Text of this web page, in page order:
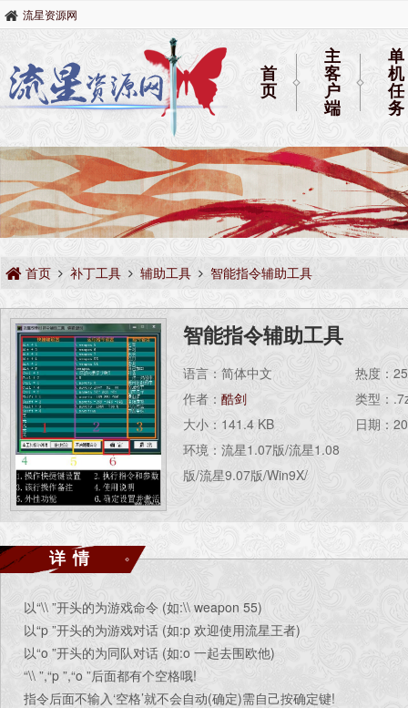
流星资源网
首
页
主
客
户
端
单
机
任
务
首页 补丁工具 辅助工具 智能指令辅助工具
智能指令辅助工具
语言：简体中文
作者： 酷剑
大小：141.4 KB
环境：流星1.07版/流星1.08
版/流星9.07版/Win9X/
热度：
类型：
日期：
详情
以“\\ ”开头的为游戏命令 (如:\\ weapon 55)
以“p ”开头的为游戏对话 (如:p 欢迎使用流星王者)
以“o ”开头的为同队对话 (如:o 一起去围欧他)
“\\ ”,“p ”,“o ”后面都有个空格哦!
指令后面不输入‘空格’就不会自动(确定)需自己按确定键!